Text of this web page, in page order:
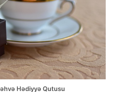
Hədiyyə Qutusu